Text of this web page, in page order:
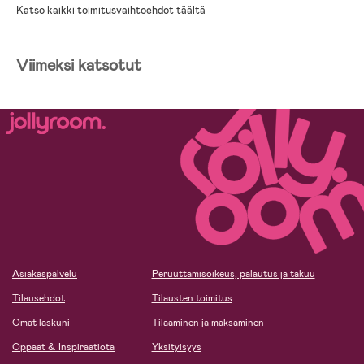
Laskettavat selkänojat: Kyllä.
Ikäsuositus:
Pyörät:
Kääntyvät, lukittavat.
Takapyörät 29 cm, etupyörät 25 cm.
Säädettävä työntöaisa: Kyllä, nivelletty.
Mukaantulevat
lisätarvikkeet:
Yhteensopivat
Sadesuoja (esim. Tiny Travel),
Katso kaikki toimitusvaihtoehdot täältä
Viimeksi katsotut
Asiakaspalvelu
Tilausehdot
Omat laskuni
Oppaat & Inspiraatiota
Peruuttamisoikeus, palautus ja takuu
Tilausten toimitus
Tilaaminen ja maksaminen
Yksityisyys